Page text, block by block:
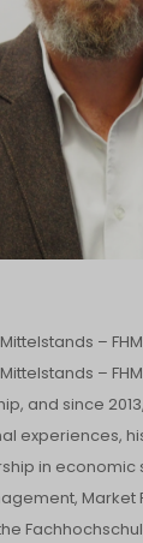
– FHM
–
and since
experiences,
in economic
Market